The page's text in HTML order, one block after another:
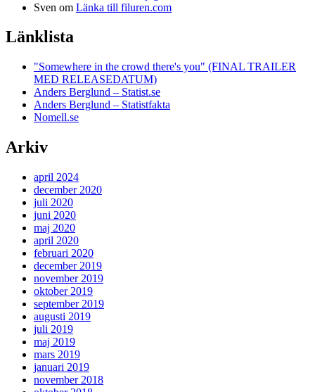
Sven om Länka till filuren.com
Länklista
"Somewhere in the crowd there's you" (FINAL TRAILER
MED RELEASEDATUM)
Anders Berglund – Statist.se
Anders Berglund – Statistfakta
Nomell.se
Arkiv
april 2024
december 2020
juli 2020
juni 2020
maj 2020
april 2020
februari 2020
december 2019
november 2019
oktober 2019
september 2019
augusti 2019
juli 2019
maj 2019
mars 2019
januari 2019
november 2018